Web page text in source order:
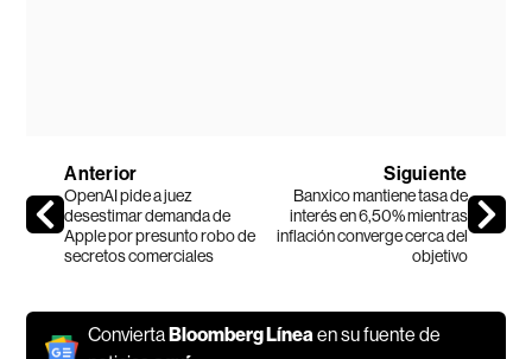
Anterior
OpenAI pide a juez
desestimar demanda de
Apple por presunto robo de
secretos comerciales
Siguiente
Banxico mantiene tasa de
interés en 6,50% mientras
inflación converge cerca del
objetivo
ConviertaBloomberg Línea en su fuente de